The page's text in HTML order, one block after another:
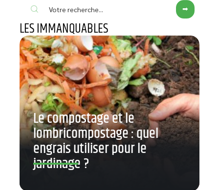
LES IMMANQUABLES
Le compostage et le
lombricompostage : quel
engrais utiliser pour le
jardinage ?